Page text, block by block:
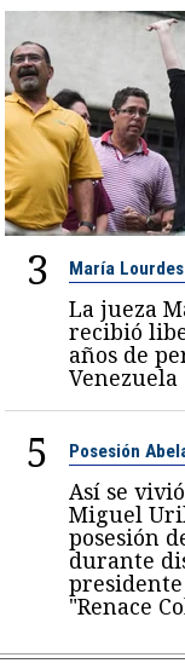
3 María
La jueza
recibió
años de
Venezuela
5 Posesión
Así se
Miguel
posesión
durante
"Renace